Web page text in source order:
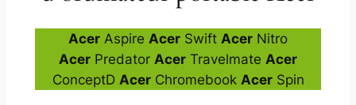
Acer Aspire Acer Swift Acer Nitro
Acer Predator Acer Travelmate Acer
ConceptD AcerChromebook AcerSpin